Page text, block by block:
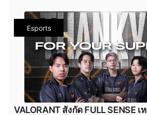
VALORANT_Episode_9_ACT_III
VALORANT_Split_3
VALORANT_Challengers_Ascension
VCT_2025_Challengers_Ascension #
fullsense_valorant #fullsense #
FULLSENSE #FULL_SENSE_Talk #
FULL_SENSE_PTC #
# foxz_valorant #foxz #valorant_foxz
Esports
VALORANT สังกัด FULL SENSE